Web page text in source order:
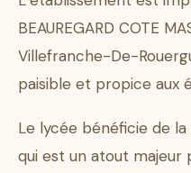
BEAUREGARD COTE
Villefranche-De-
paisible et propice aux
Le lycée bénéficie de
qui est un atout majeur